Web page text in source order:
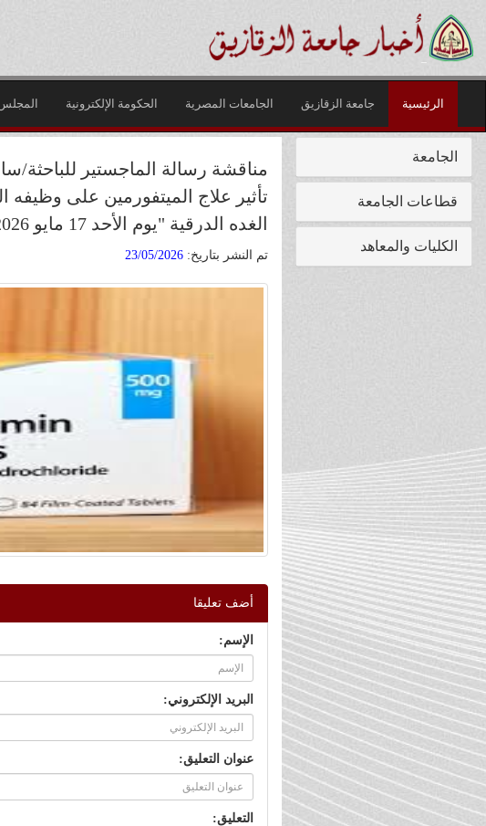
الرئيسية جامعة الزقازيق الجامعات المصرية الحكومة الإلكترونية
الجامعة
قطاعات الجامعة
الكليات والمعاهد
مناقشة رسالة الماجستير
تأثير علاج الميتفورمين على وظيفه
الغده الدرقية "يوم الأحد 17 مايو 2026
تم النشر بتاريخ: 23/05/2026
أضف تعليقا
الإسم:
البريد الإلكتروني:
عنوان التعليق:
التعليق: